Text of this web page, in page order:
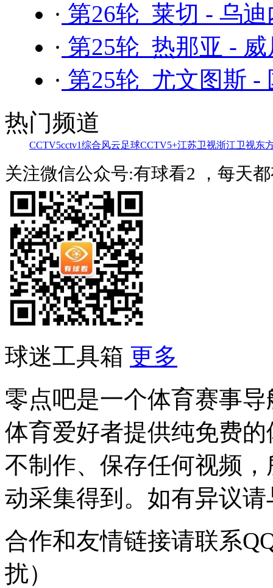
· 第26轮 莱切 - 乌
· 第25轮 热那亚 -
· 第25轮 尤文图斯 -
热门频道
CCTV5cctv1综合风云足球CCTV5+江苏卫视浙江卫视东
关注微信公众号:有球看2 ，每天
球迷工具箱 更多
零点吧是一个体育赛事
体育爱好者提供纯免费
不制作、保存任何视频
动采集得到。如有异议
合作和友情链接请联系
扰）